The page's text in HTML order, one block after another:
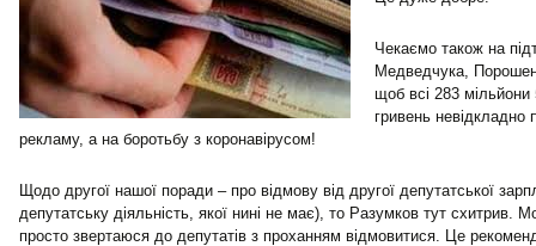
Чекаємо також на
Медведчука,
щоб всі 283
гривень невідкладно
рекламу, а на боротьбу з коронавірусом!
Щодо другої нашої поради – про відмову від другої депутатської
депутатську діяльність, якої нині не має), то Разумков тут схитрив.
просто звертаюся до депутатів з проханням відмовитися. Це